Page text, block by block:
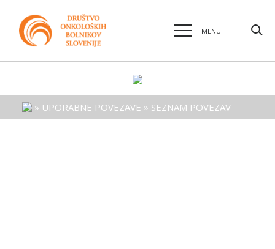
» UPORABNE POVEZAVE » SEZNAM POVEZAV
MENU